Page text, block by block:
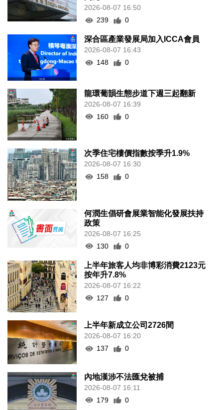
2026-08-07 16:50
239
0
深合區產業發展局加入ICCA會員
2026-08-07 16:43
148
0
龍環葡韻生態步道下週三起翻新
2026-08-07 16:39
160
0
次季住宅樓價指數按季升1.9%
2026-08-07 16:30
158
0
何潤生倡研會展業智能化發展扶持
政策
2026-08-07 16:25
130
0
上半年旅客人均非博彩消費2123元
按年升7.8%
2026-08-07 16:22
127
0
上半年新成立公司2726間
2026-08-07 16:20
137
0
內地漢涉不法匯兌被捕
2026-08-07 16:11
179
0